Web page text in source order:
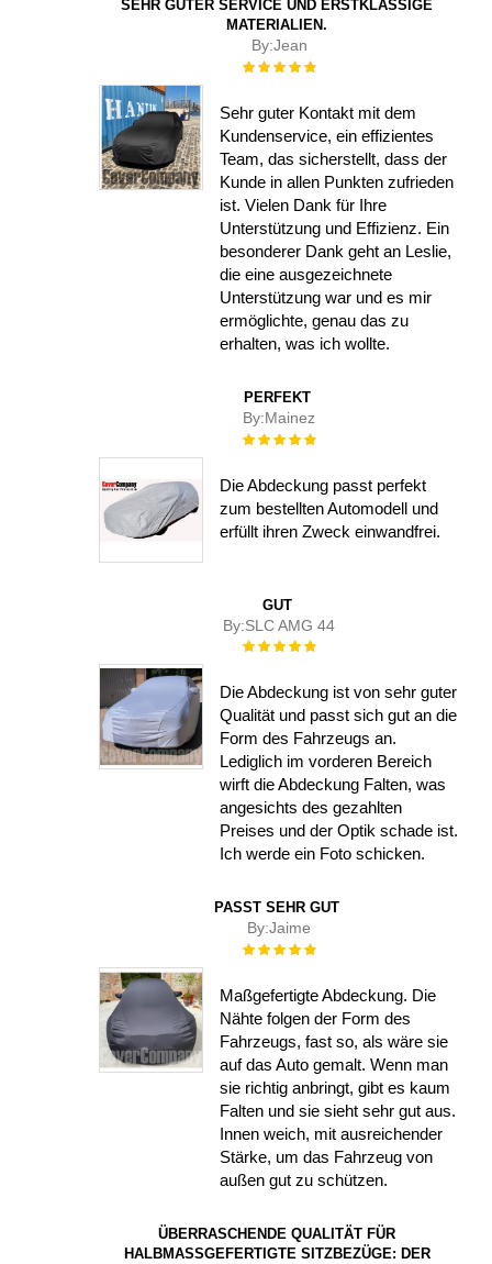
SEHR GUTER SERVICE UND ERSTKLASSIGE
MATERIALIEN.
By:Jean
Rating:
Sehr guter Kontakt mit dem
Kundenservice, ein effizientes
Team, das sicherstellt, dass der
Kunde in allen Punkten zufrieden
ist. Vielen Dank für Ihre
Unterstützung und Effizienz. Ein
besonderer Dank geht an Leslie,
die eine ausgezeichnete
Unterstützung war und es mir
ermöglichte, genau das zu
erhalten, was ich wollte.
PERFEKT
By:Mainez
Rating:
Die Abdeckung passt perfekt
zum bestellten Automodell und
erfüllt ihren Zweck einwandfrei.
GUT
By:SLC AMG 44
Rating:
Die Abdeckung ist von sehr guter
Qualität und passt sich gut an die
Form des Fahrzeugs an.
Lediglich im vorderen Bereich
wirft die Abdeckung Falten, was
angesichts des gezahlten
Preises und der Optik schade ist.
Ich werde ein Foto schicken.
PASST SEHR GUT
By:Jaime
Rating:
Maßgefertigte Abdeckung. Die
Nähte folgen der Form des
Fahrzeugs, fast so, als wäre sie
auf das Auto gemalt. Wenn man
sie richtig anbringt, gibt es kaum
Falten und sie sieht sehr gut aus.
Innen weich, mit ausreichender
Stärke, um das Fahrzeug von
außen gut zu schützen.
ÜBERRASCHENDE QUALITÄT FÜR
HALBMASSGEFERTIGTE SITZBEZÜGE: DER I